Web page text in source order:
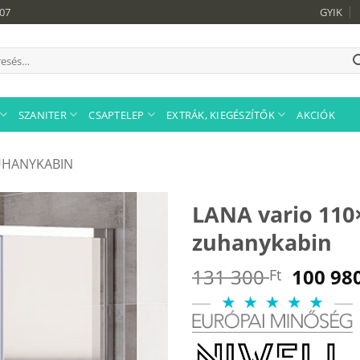
GYIK
SZANITER CSAPTELEP EXTRÁK, KIEGÉSZÍTŐK AKCIÓK
LANA vario
zuhanykabin
131 300Ft
price
was:
131
300 Ft.
100